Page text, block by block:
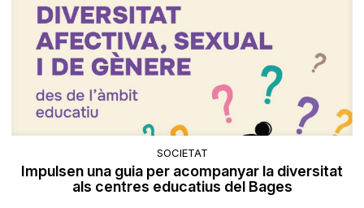
SOCIETAT
Impulsen una guia per acompanyar la diversitat
als centres educatius del Bages